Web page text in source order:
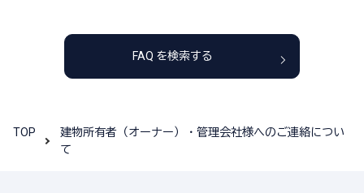
FAQ を検索する
TOP
建物所有者（オーナー）・管理会社様へのご連絡につい
て